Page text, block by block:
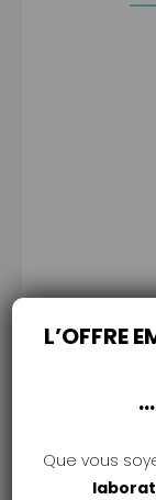
L’OFFRE
Que vous